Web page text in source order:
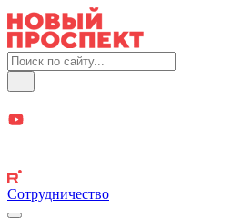
Сотрудничество